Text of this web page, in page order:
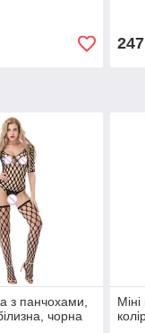
247
з панчохами,
чорна